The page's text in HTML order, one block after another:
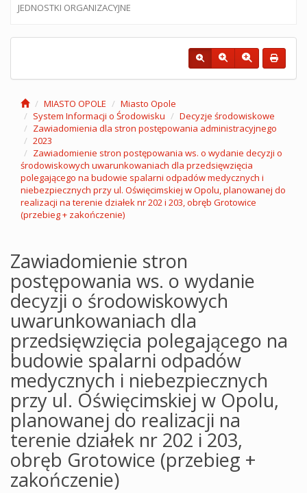
JEDNOSTKI ORGANIZACYJNE
MIASTO OPOLE
Miasto Opole
System Informacji o Środowisku
Decyzje środowiskowe
Zawiadomienia dla stron postępowania administracyjnego
2023
Zawiadomienie stron postępowania ws. o wydanie decyzji o
środowiskowych uwarunkowaniach dla przedsięwzięcia
polegającego na budowie spalarni odpadów medycznych i
niebezpiecznych przy ul. Oświęcimskiej w Opolu, planowanej do
realizacji na terenie działek nr 202 i 203, obręb Grotowice
(przebieg + zakończenie)
Zawiadomienie stron
postępowania ws. o wydanie
decyzji o środowiskowych
uwarunkowaniach dla
przedsięwzięcia polegającego na
budowie spalarni odpadów
medycznych i niebezpiecznych
przy ul. Oświęcimskiej w Opolu,
planowanej do realizacji na
terenie działek nr 202 i 203,
obręb Grotowice (przebieg +
zakończenie)